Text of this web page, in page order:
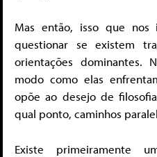
Mas então, isso que nos
questionar se existem
orientações dominantes.
modo como elas
opõe ao desejo de
qual ponto, caminhos
Existe primeiramente